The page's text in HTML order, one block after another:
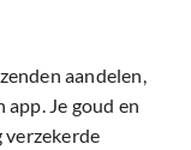
aandelen,
app. Je goud en